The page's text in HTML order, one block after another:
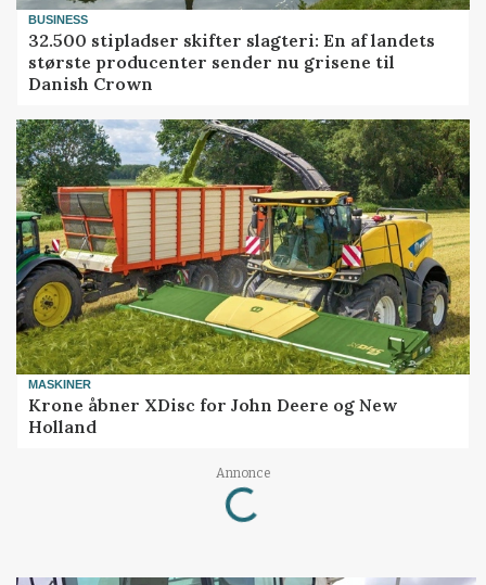
BUSINESS
32.500 stipladser skifter slagteri: En af landets
største producenter sender nu grisene til
Danish Crown
MASKINER
Krone åbner XDisc for John Deere og New
Holland
Annonce
Loading...